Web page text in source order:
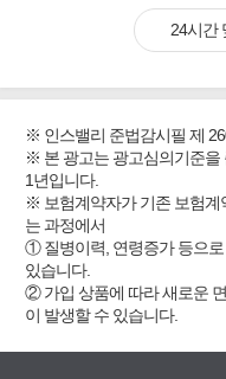
24시간
※ 인스밸리 준법감시필 제
※ 본 광고는 광고심의기준을
1년입니다.
※ 보험계약자가 기존 보험계
는 과정에서
① 질병이력, 연령증가 등으
있습니다.
② 가입 상품에 따라 새로운
이 발생할 수 있습니다.